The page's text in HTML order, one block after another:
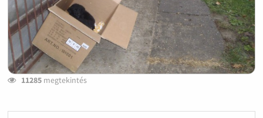
11285megtekintés